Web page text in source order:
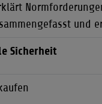
und
Sicherheit